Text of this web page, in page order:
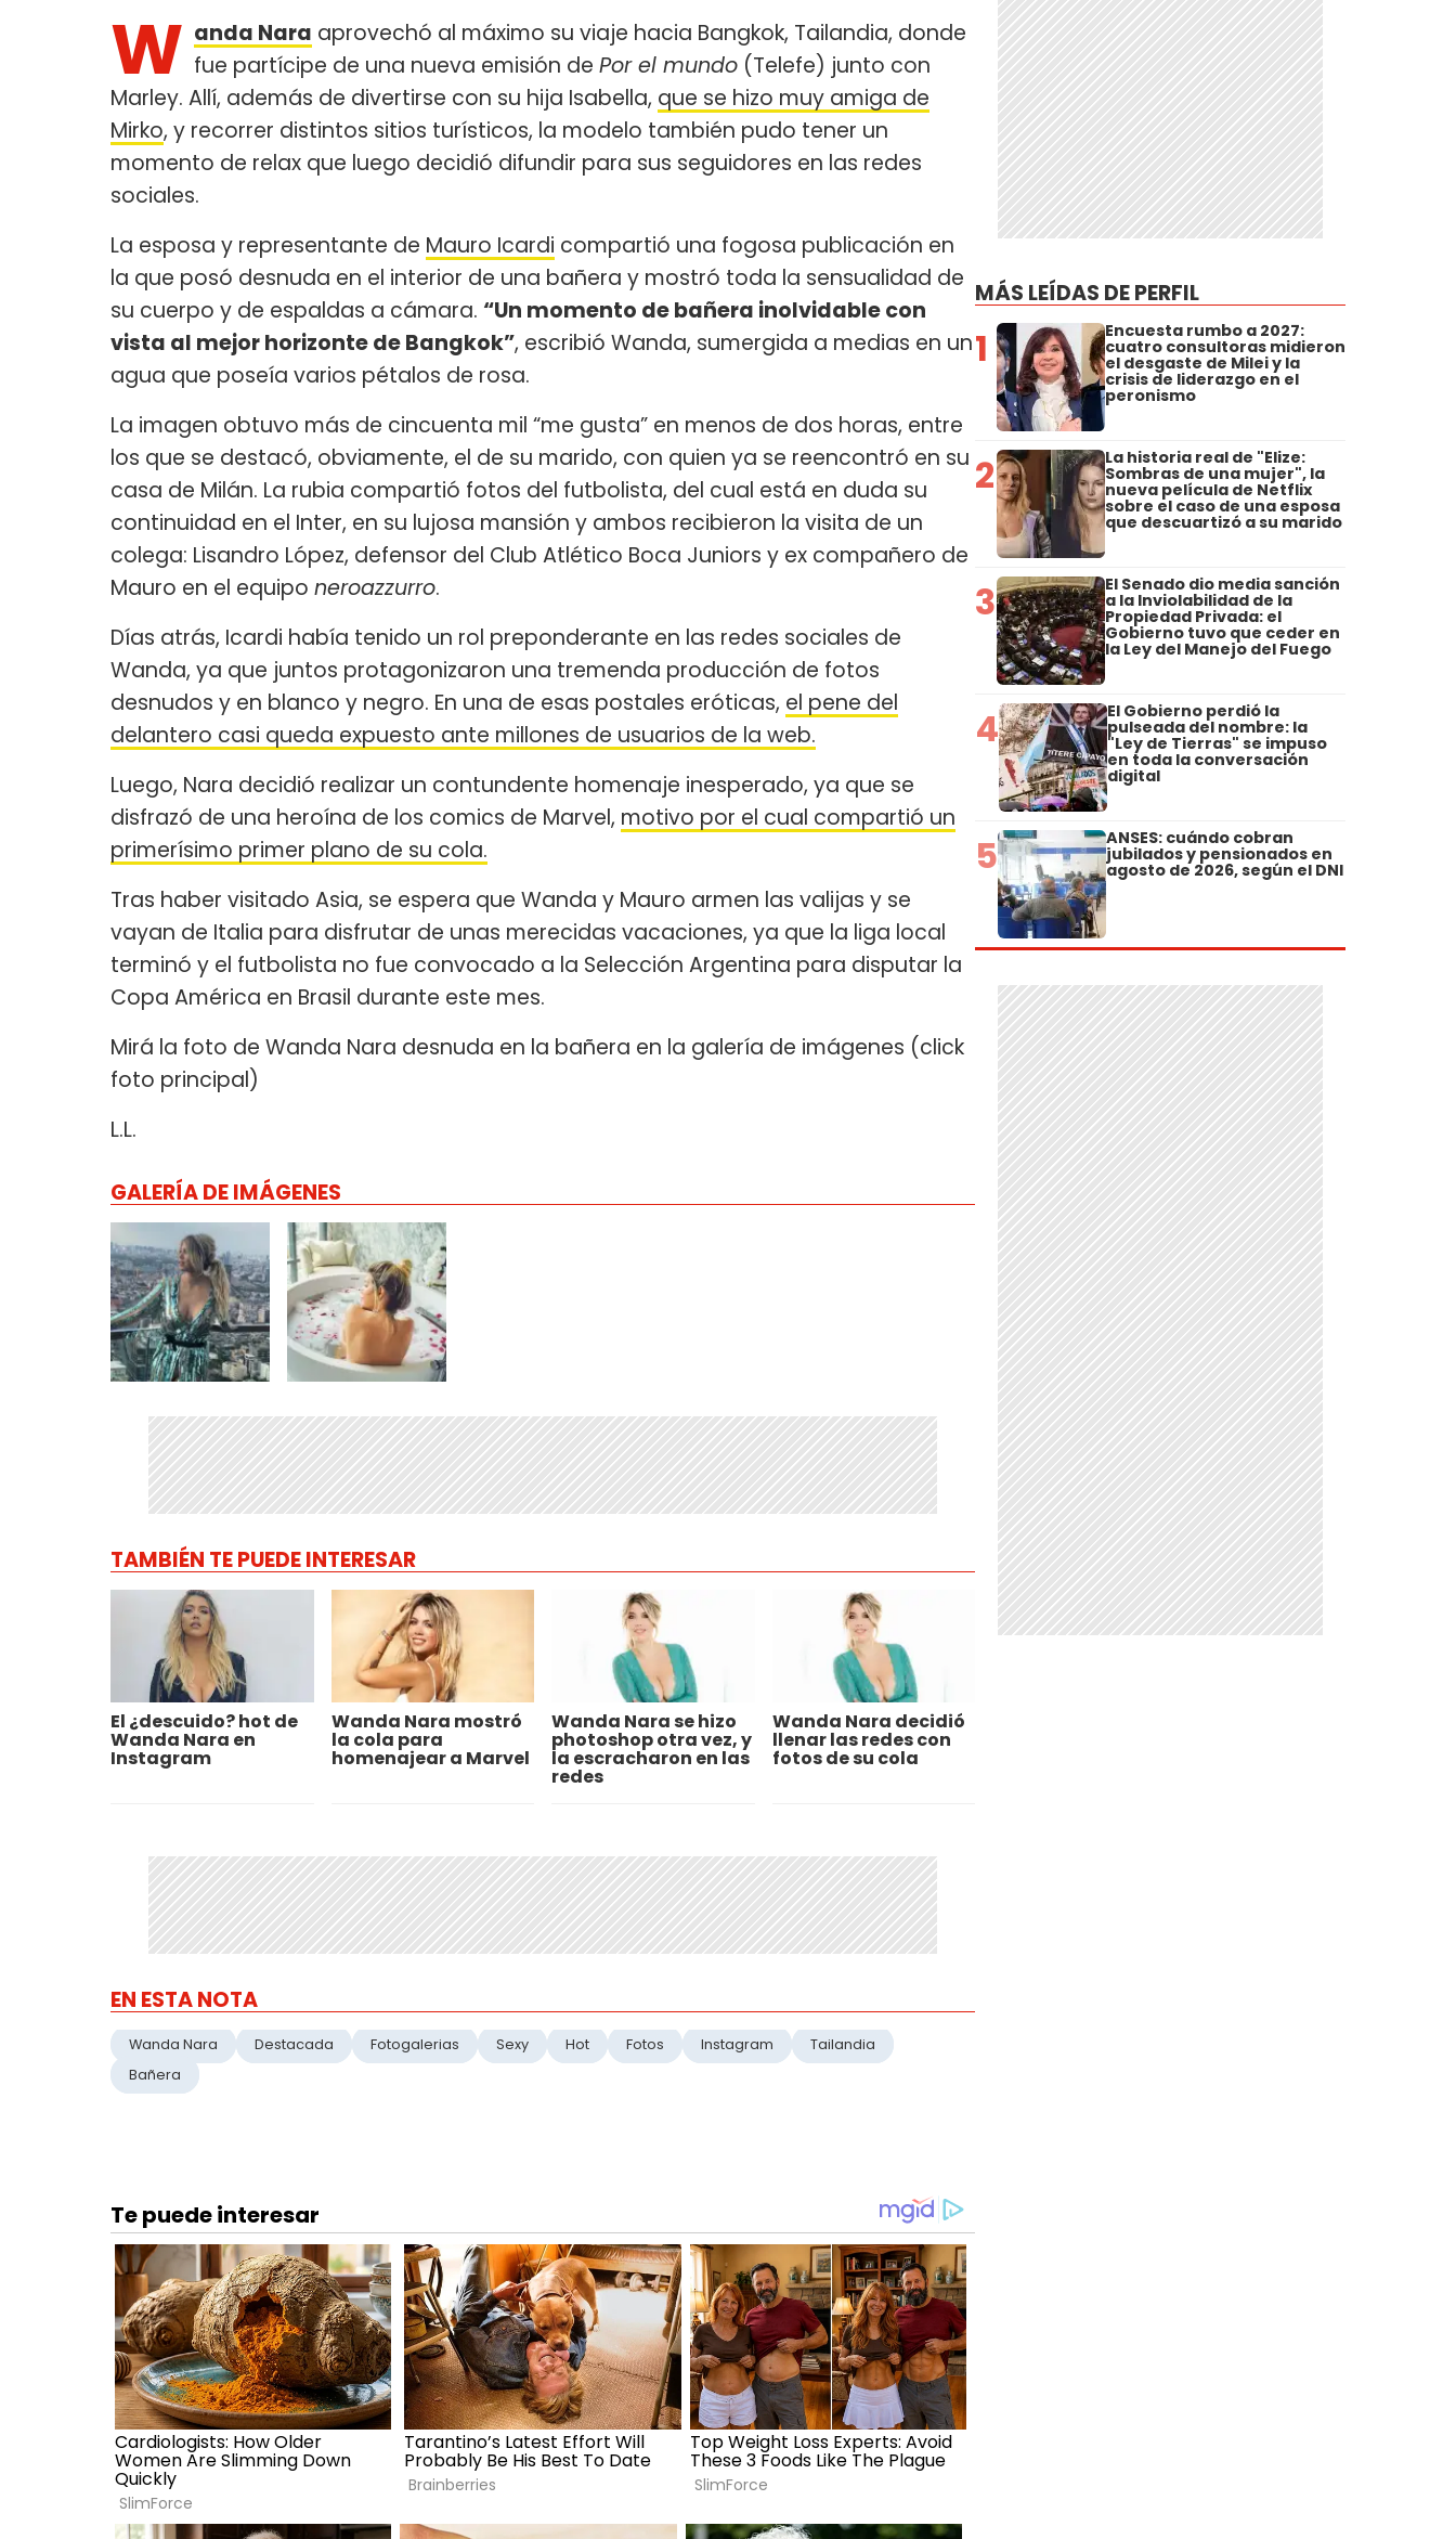
W anda Nara aprovechó al máximo su viaje hacia Bangkok, Tailandia, donde
fue partícipe de una nueva emisión de Por el mundo (Telefe) junto con
Marley. Allí, además de divertirse con su hija Isabella, que se hizo muy amiga de
Mirko, y recorrer distintos sitios turísticos, la modelo también pudo tener un
momento de relax que luego decidió difundir para sus seguidores en las redes
sociales.
La esposa y representante de Mauro Icardi compartió una fogosa publicación en
la que posó desnuda en el interior de una bañera y mostró toda la sensualidad de
su cuerpo y de espaldas a cámara. “Un momento de bañera inolvidable con
vista al mejor horizonte de Bangkok”, escribió Wanda, sumergida a medias en un
agua que poseía varios pétalos de rosa.
La imagen obtuvo más de cincuenta mil “me gusta” en menos de dos horas, entre
los que se destacó, obviamente, el de su marido, con quien ya se reencontró en su
casa de Milán. La rubia compartió fotos del futbolista, del cual está en duda su
continuidad en el Inter, en su lujosa mansión y ambos recibieron la visita de un
colega: Lisandro López, defensor del Club Atlético Boca Juniors y ex compañero de
Mauro en el equipo neroazzurro.
Días atrás, Icardi había tenido un rol preponderante en las redes sociales de
Wanda, ya que juntos protagonizaron una tremenda producción de fotos
desnudos y en blanco y negro. En una de esas postales eróticas, el pene del
delantero casi queda expuesto ante millones de usuarios de la web.
Luego, Nara decidió realizar un contundente homenaje inesperado, ya que se
disfrazó de una heroína de los comics de Marvel, motivo por el cual compartió un
primerísimo primer plano de su cola.
Tras haber visitado Asia, se espera que Wanda y Mauro armen las valijas y se
vayan de Italia para disfrutar de unas merecidas vacaciones, ya que la liga local
terminó y el futbolista no fue convocado a la Selección Argentina para disputar la
Copa América en Brasil durante este mes.
Mirá la foto de Wanda Nara desnuda en la bañera en la galería de imágenes (click
foto principal)
L.L.
GALERÍA DE IMÁGENES
TAMBIÉN TE PUEDE INTERESAR
El ¿descuido? hot de
Wanda Nara en
Instagram
Wanda Nara mostró
la cola para
homenajear a Marvel
Wanda Nara se hizo
photoshop otra vez, y
la escracharon en las
redes
Wanda Nara decidió
llenar las redes con
fotos de su cola
EN ESTA NOTA
Wanda Nara Destacada Fotogalerias Sexy Hot Fotos Instagram
Tailandia
Bañera
MÁS LEÍDAS DE PERFIL
1 Encuesta rumbo a 2027:
cuatro consultoras midieron
el desgaste de Milei y la
crisis de liderazgo en el
peronismo
2 La historia real de "Elize:
Sombras de una mujer", la
nueva película de Netflix
sobre el caso de una esposa
que descuartizó a su marido
3 El Senado dio media sanción
a la Inviolabilidad de la
Propiedad Privada: el
Gobierno tuvo que ceder en
la Ley del Manejo del Fuego
4 El Gobierno perdió la
pulseada del nombre: la
"Ley de Tierras" se impuso
en toda la conversación
digital
5 ANSES: cuándo cobran
jubilados y pensionados en
agosto de 2026, según el DNI